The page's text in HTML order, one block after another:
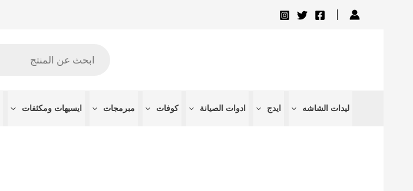
ليدات الشاشه ايدج ادوات الصيانة كوفات مبرمجات ايسيهات ومكثفات